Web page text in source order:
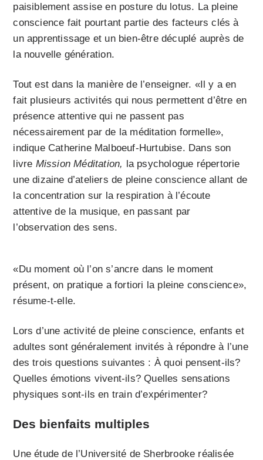
paisiblement assise en posture du lotus. La pleine
conscience fait pourtant partie des facteurs clés à
un apprentissage et un bien-être décuplé auprès de
la nouvelle génération.
Tout est dans la manière de l’enseigner. «Il y a en
fait plusieurs activités qui nous permettent d’être en
présence attentive qui ne passent pas
nécessairement par de la méditation formelle»,
indique Catherine Malboeuf-Hurtubise. Dans son
livre Mission Méditation, la psychologue répertorie
une dizaine d’ateliers de pleine conscience allant de
la concentration sur la respiration à l’écoute
attentive de la musique, en passant par
l’observation des sens.
«Du moment où l’on s’ancre dans le moment
présent, on pratique a fortiori la pleine conscience»,
résume-t-elle.
Lors d’une activité de pleine conscience, enfants et
adultes sont généralement invités à répondre à l’une
des trois questions suivantes : À quoi pensent-ils?
Quelles émotions vivent-ils? Quelles sensations
physiques sont-ils en train d’expérimenter?
Des bienfaits multiples
Une étude de l’Université de Sherbrooke réalisée